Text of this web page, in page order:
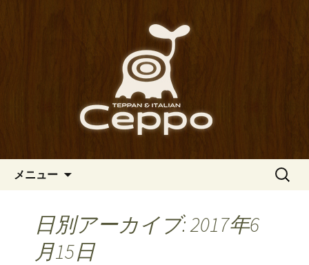
南船場・心斎橋のイタリアン
「Ceppo（チェッポ）」の公式
イタリアン「Ceppo（チェッポ）」。
さまざまなパスタや讃岐オリーブ牛の
ステーキのほか、バルメニューも豊富
にご用意。デートにも一人飲みのお客
様にもぴったりです。
メニュー
検
日別アーカイブ: 2017年6
月15日